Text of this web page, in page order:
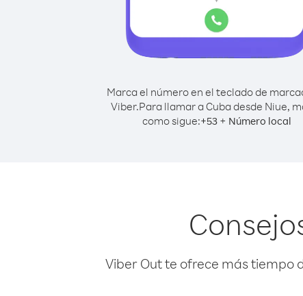
Marca el número en el teclado de
Viber.Para llamar a Cuba desde Niue,
como sigue:+53 + Número local
Viber Out te ofrece más tiempo